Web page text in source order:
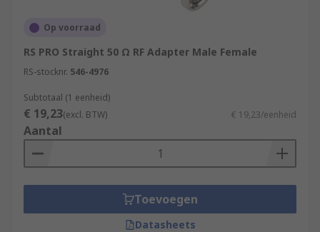
Op voorraad
RS PRO Straight 50 Ω RF Adapter Male Female
RS-stocknr. 546-4976
Subtotaal (1 eenheid)
€ 19,23(excl. BTW) € 19,23/eenheid
Aantal
Toevoegen
Datasheets